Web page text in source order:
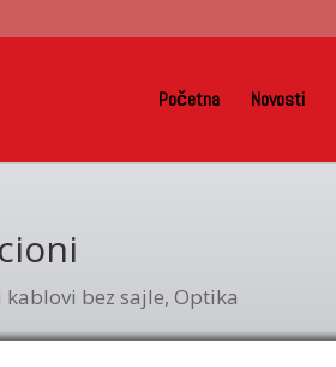
Početna Novosti
bez sajle,Optika